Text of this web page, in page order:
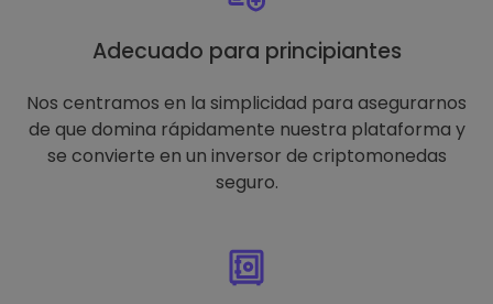
Adecuado para principiantes
Nos centramos en la simplicidad para asegurarnos
de que domina rápidamente nuestra plataforma y
se convierte en un inversor de criptomonedas
seguro.